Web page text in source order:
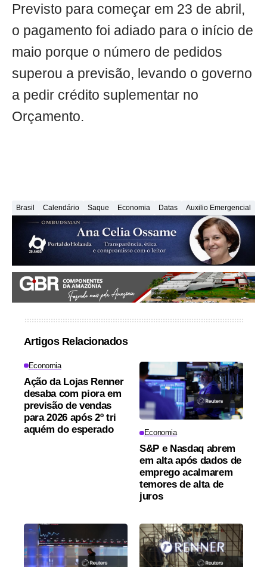
Previsto para começar em 23 de abril,
o pagamento foi adiado para o início de
maio porque o número de pedidos
superou a previsão, levando o governo
a pedir crédito suplementar no
Orçamento.
Brasil Calendário Saque Economia Datas Auxilio Emergencial
Artigos Relacionados
Economia
Ação da Lojas Renner
desaba com piora em
previsão de vendas
para 2026 após 2º tri
aquém do esperado
Economia
S&P e Nasdaq abrem
em alta após dados de
emprego acalmarem
temores de alta de
juros